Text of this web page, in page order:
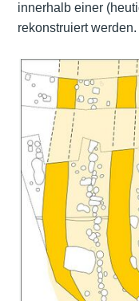
innerhalb einer
rekonstruiert werden.